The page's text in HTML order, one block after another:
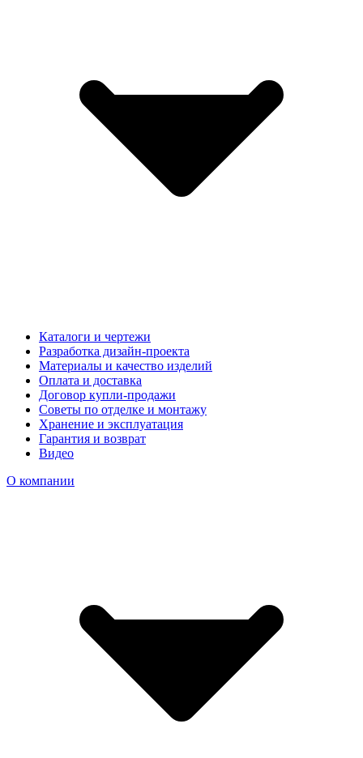
Каталоги и чертежи
Разработка дизайн-проекта
Материалы и качество изделий
Оплата и доставка
Договор купли-продажи
Советы по отделке и монтажу
Хранение и эксплуатация
Гарантия и возврат
Видео
О компании